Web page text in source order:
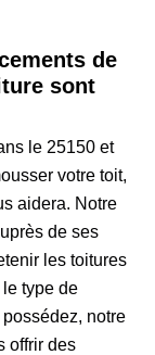
de
sont
le 25150 et
votre toit,
aidera. Notre
de ses
les toitures
type de
notre
offrir des